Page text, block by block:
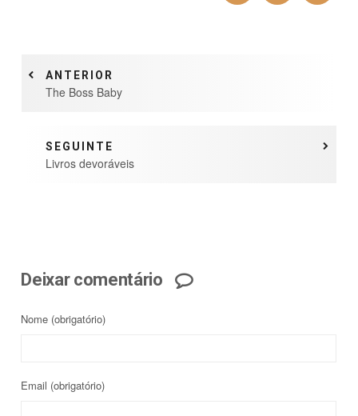
ANTERIOR
The Boss Baby
SEGUINTE
Livros devoráveis
Deixar comentário
Nome (obrigatório)
Email (obrigatório)